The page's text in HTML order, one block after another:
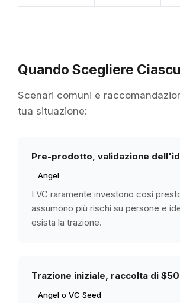
Quando Scegliere
Scenari comuni e
tua situazione:
Pre-prodotto, validazione
Angel
I VC raramente investono così
assumono più rischi su persone e
esista la trazione.
Trazione iniziale, raccolta di
Angel o VC Seed